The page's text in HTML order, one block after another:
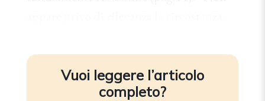
Vuoi leggere l’articolo
completo?